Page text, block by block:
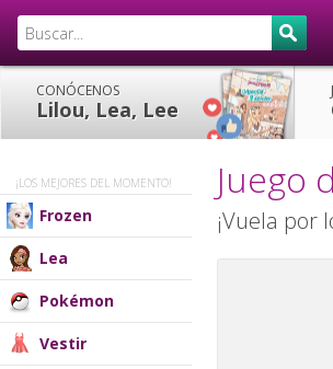
CONÓCENOS
Lilou, Lea, Lee
¡LOS MEJORES DEL MOMENTO!
Frozen
Lea
Pokémon
Vestir
Juego
¡Vuela por